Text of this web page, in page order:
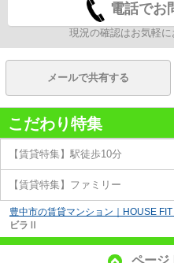
電話でお
現況の確認はお気軽に
メールで共有する
こだわり特集
【賃貸特集】駅徒歩10分
【賃貸特集】ファミリー
豊中市の賃貸マンション｜HOUSE FIT
ビラⅡ